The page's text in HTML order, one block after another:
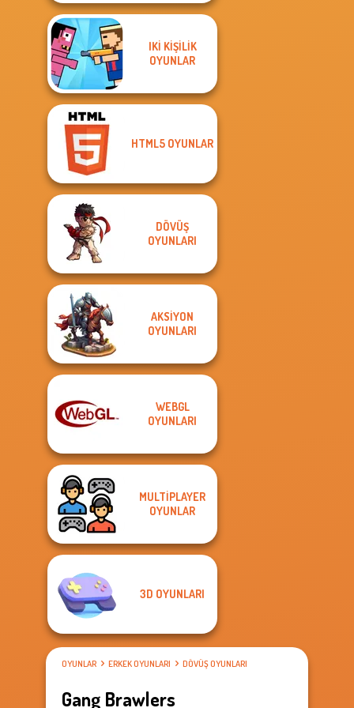
IKI KIŞILIK
OYUNLAR
HTML5 OYUNLAR
DÖVÜŞ
OYUNLARI
AKSIYON
OYUNLARI
WEBGL
OYUNLARI
MULTIPLAYER
OYUNLAR
3D OYUNLARI
OYUNLAR ERKEK OYUNLARI DÖVÜŞ OYUNLARI
Gang Brawlers